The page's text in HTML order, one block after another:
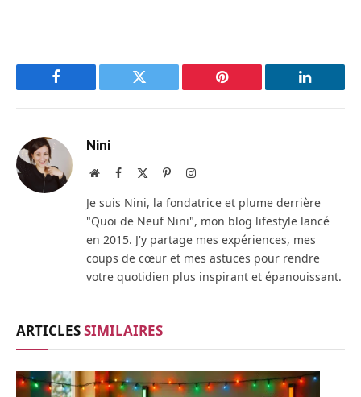
Facebook Twitter Pinterest LinkedIn
Nini
Site Facebook PinterestInstagram
Je suis Nini, la fondatrice et plume derrière
"Quoi de Neuf Nini", mon blog lifestyle lancé
en 2015. J'y partage mes expériences, mes
coups de cœur et mes astuces pour rendre
votre quotidien plus inspirant et épanouissant.
ARTICLESSIMILAIRES